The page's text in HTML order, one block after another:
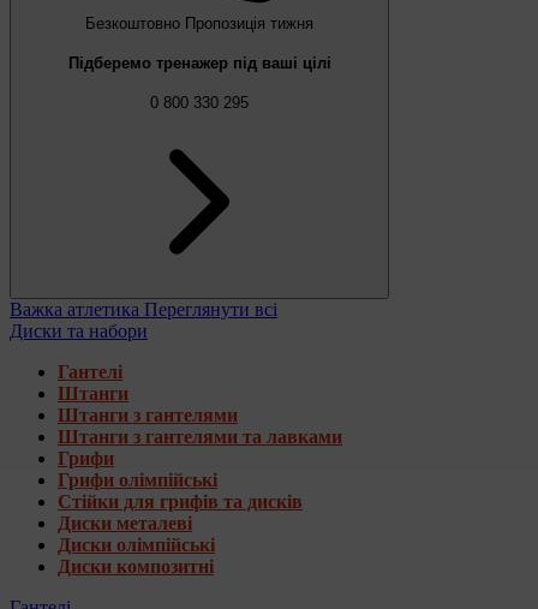
Безкоштовно Пропозиція тижня
Підберемо тренажер під ваші цілі
0 800 330 295
Важка атлетика Переглянути всі
Диски та набори
Гантелі
Штанги
Штанги з гантелями
Штанги з гантелями та лавками
Грифи
Грифи олімпійські
Стійки для грифів та дисків
Диски металеві
Диски олімпійські
Диски композитні